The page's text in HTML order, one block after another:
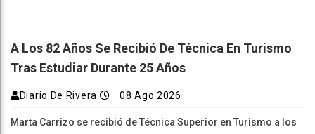
A Los 82 Años Se Recibió De Técnica En Turismo
Tras Estudiar Durante 25 Años
Diario De Rivera 08 Ago 2026
Marta Carrizo se recibió de Técnica Superior en Turismo a los